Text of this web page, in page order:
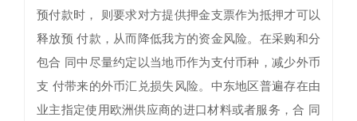
预付款时， 则要求对方提供押金支票作为抵押才可以
释放预 付款，从而降低我方的资金风险。在采购和分
包合 同中尽量约定以当地币作为支付币种，减少外币
支 付带来的外币汇兑损失风险。中东地区普遍存在由
业主指定使用欧洲供应商的进口材料或者服务，合 同